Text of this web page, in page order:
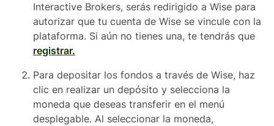
Interactive Brokers, serás redirigido a Wise para
autorizar que tu cuenta de Wise se vincule con la
plataforma. Si aún no tienes una, te tendrás que
registrar.
Para depositar los fondos a través de Wise, haz
clic en realizar un depósito y selecciona la
moneda que deseas transferir en el menú
desplegable. Al seleccionar la moneda,